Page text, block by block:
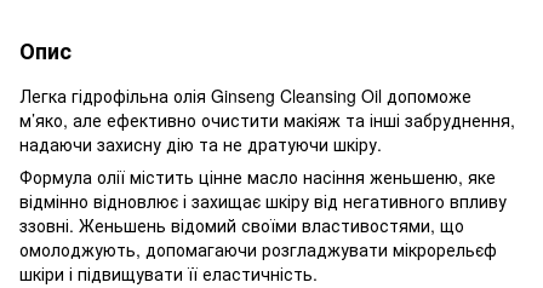
Опис
Легка гідрофільна олія Ginseng Cleansing Oil допоможе
м’яко, але ефективно очистити макіяж та інші забруднення,
надаючи захисну дію та не дратуючи шкіру.
Формула олії містить цінне масло насіння женьшеню, яке
відмінно відновлює і захищає шкіру від негативного впливу
ззовні. Женьшень відомий своїми властивостями, що
омолоджують, допомагаючи розгладжувати мікрорельєф
шкіри і підвищувати її еластичність.